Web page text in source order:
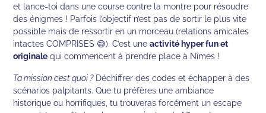
et lance-toi dans une course contre la montre pour résoudre
des énigmes ! Parfois l’objectif n’est pas de sortir le plus vite
possible mais de ressortir en un morceau (relations amicales
intactes COMPRISES 😅). C’est uneactivité hyper fun et
originale qui commencent à prendre place à Nîmes !
Ta mission c’est quoi ?Déchiffrer des codes et échapper à des
scénarios palpitants. Que tu préfères une ambiance
historique ou horrifiques, tu trouveras forcément un escape